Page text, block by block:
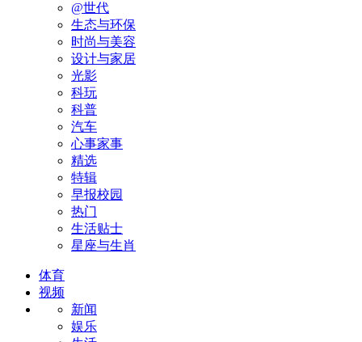
@世代
生态与环保
时尚与美容
设计与家居
光影
科玩
科普
汽车
心事家事
精选
特辑
早报校园
热门
生活贴士
星座与生肖
体育
视频
新闻
娱乐